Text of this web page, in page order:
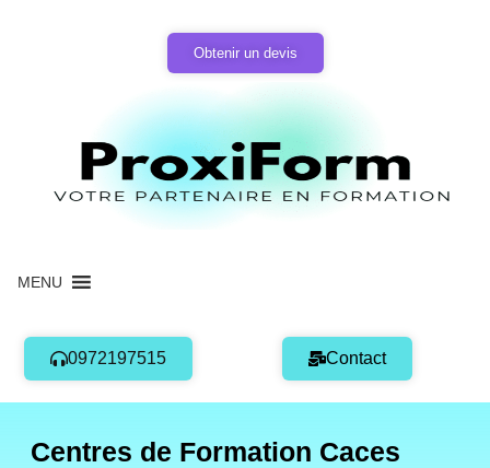
Obtenir un devis
MENU
0972197515 Contact
Centres de Formation Caces